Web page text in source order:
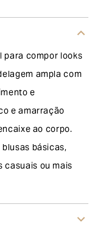
compor looks
ampla com
e
e amarração
ao corpo.
básicas,
ou mais